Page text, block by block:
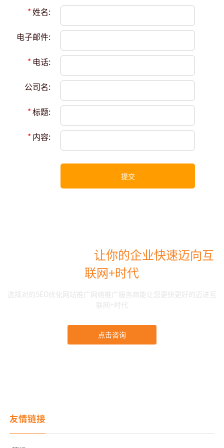
*姓名:
电子邮件:
* 电话:
公司名:
*标题:
*内容:
提交
让你的企业快速迈向互
联网+时代
选择对的SEO优化网站推广网络推广服务商能让您更快更好的迈进互
联网+时代
点击咨询
友情链接